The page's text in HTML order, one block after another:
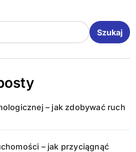
Szukaj
– jak zdobywać ruch
– jak przyciągnąć